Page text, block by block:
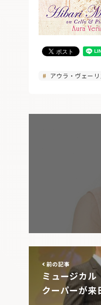
アウラ・ヴェーリ
前の記事
ミュージカル
クーパーが来